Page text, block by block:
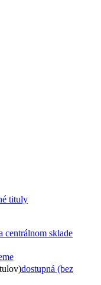
tituly
centrálnom sklade
dostupná (bez